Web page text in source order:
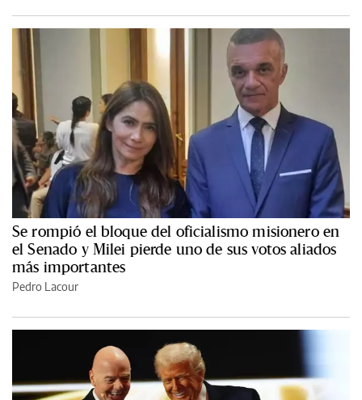
Se rompió el bloque del oficialismo misionero en
el Senado y Milei pierde uno de sus votos aliados
más importantes
Pedro Lacour